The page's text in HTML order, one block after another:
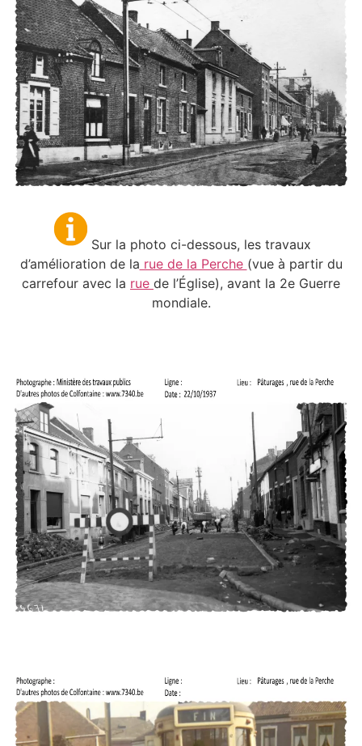
Sur la photo ci-dessous, les travaux
d’amélioration de la rue de la Perche (vue à partir du
carrefour avec la rue de l’Église), avant la 2e Guerre
mondiale.